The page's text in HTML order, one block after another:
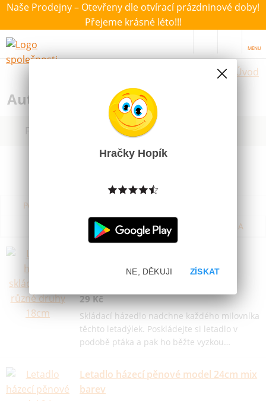
Naše Prodejny – Otevřeny dle otvírací prázdninové doby!
Přejeme krásné léto!!!
MENU
Úvod
Autíčka a dopravní prostředky
Filtrovat dle dostupnosti, ceny, výrobce
Podle názvu od A do Z
Od nejlevnějšího
Podle názvu od Z do A
druhy 18cm
29 Kč
Skládací házedlo nadchne každého milovníka
těchto letadýlek. Poskládejte si letadlo v
podobě ptáka a pak ho běžte vyzkou…
Letadlo házecí pěnové model 24cm mix
barev
Hračky Hopík
ZÍSKAT
NE, DĚKUJI